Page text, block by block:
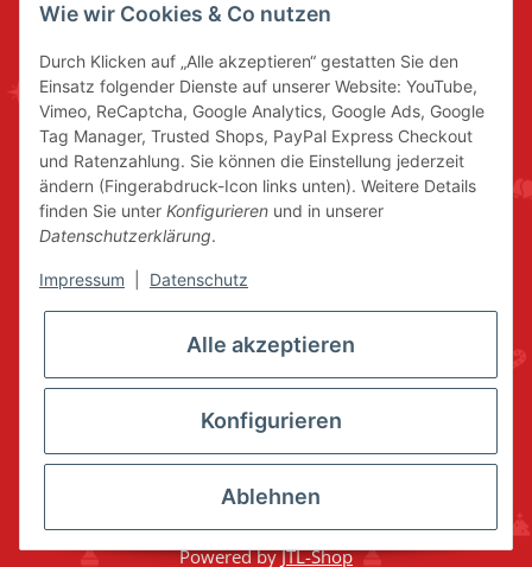
* Alle Preise inkl. gesetzlicher USt., zzgl.
© www.volkskunstshop-erzgebirge.de
Powered byJTL-Shop
Wie wir Cookies & Co nutzen
Durch Klicken auf „Alle akzeptieren“ gestatten Sie den
Einsatz folgender Dienste auf unserer Website: YouTube,
Vimeo, ReCaptcha, Google Analytics, Google Ads, Google
Tag Manager, Trusted Shops, PayPal Express Checkout
und Ratenzahlung. Sie können die Einstellung jederzeit
ändern (Fingerabdruck-Icon links unten). Weitere Details
finden Sie unter Konfigurieren und in unserer
Datenschutzerklärung.
Impressum Datenschutz
Alle akzeptieren
Konfigurieren
Ablehnen